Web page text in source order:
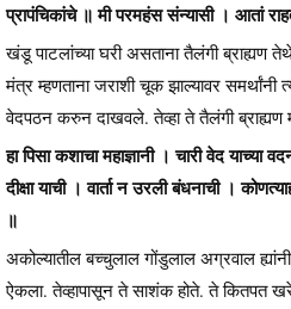
प्रापंचिकांचे ॥ मी परमहंस संन्यासी । आतां
खंडू पाटलांच्या घरी असताना तैलंगी ब्राह्यण
मंत्र म्हणताना जराशी चूक झाल्यावर
वेदपठन करुन दाखवले. तेव्हा ते तैलंगी ब्राह्यण
हा पिसा कशाचा महाज्ञानी । चारी वेद याच्या
दीक्षा याची । वार्ता न उरली बंधनाची ।
॥
अकोल्यातील बच्चुलाल गोंडुलाल अग्रवाल
ऐकला. तेव्हापासून ते साशंक होते. ते कितपत